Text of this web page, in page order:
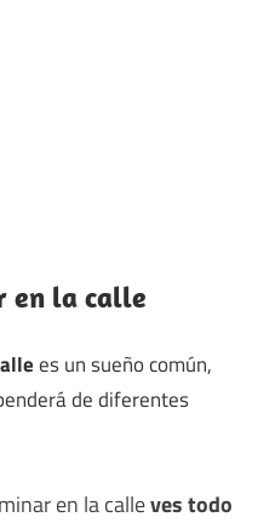
en la calle
es un sueño común,
de diferentes
en la calleves todo